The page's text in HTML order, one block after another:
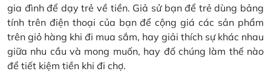
gia đình để dạy trẻ về tiền. Giả sử bạn để trẻ dùng bảng
tính trên điện thoại của bạn để cộng giá các sản phẩm
trên giỏ hàng khi đi mua sắm, hay giải thích sự khác nhau
giữa nhu cầu và mong muốn, hay đố chúng làm thế nào
để tiết kiệm tiền khi đi chợ.